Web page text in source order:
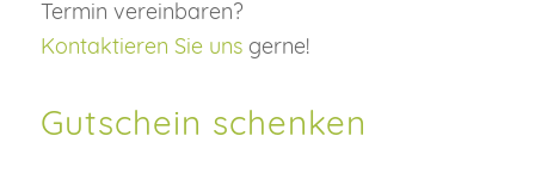
Termin vereinbaren?
Kontaktieren Sie unsgerne!
Gutschein schenken